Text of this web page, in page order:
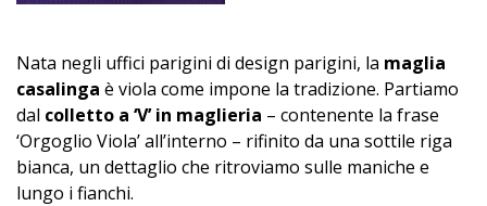
Nata negli uffici parigini di design parigini, la maglia
casalinga è viola come impone la tradizione. Partiamo
dal colletto a ‘V’ in maglieria – contenente la frase
‘Orgoglio Viola’ all’interno – rifinito da una sottile riga
bianca, un dettaglio che ritroviamo sulle maniche e
lungo i fianchi.